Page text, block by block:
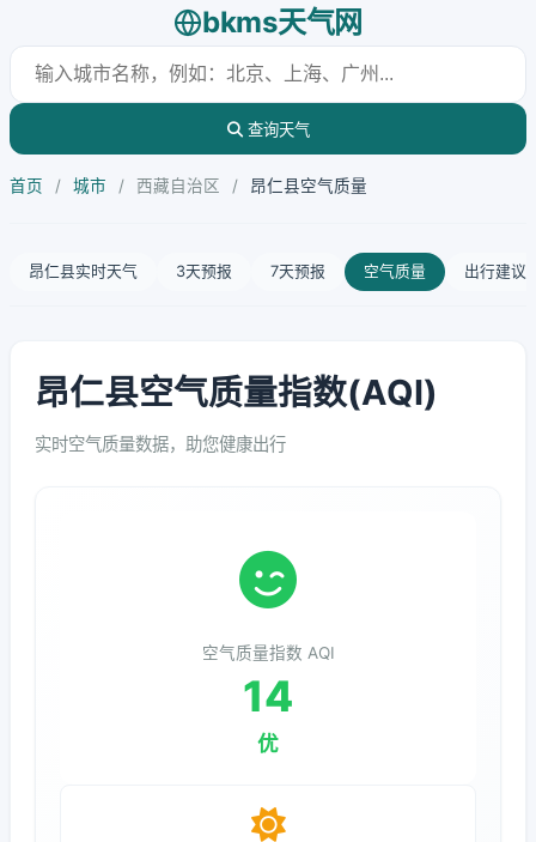
bkms天气网
查询天气
首页 / 城市 / 西藏自治区 / 昂仁县空气质量
昂仁县实时天气 3天预报 7天预报 空气质量 出行建议
昂仁县空气质量指数(AQI)
实时空气质量数据，助您健康出行
空气质量指数 AQI
14
优